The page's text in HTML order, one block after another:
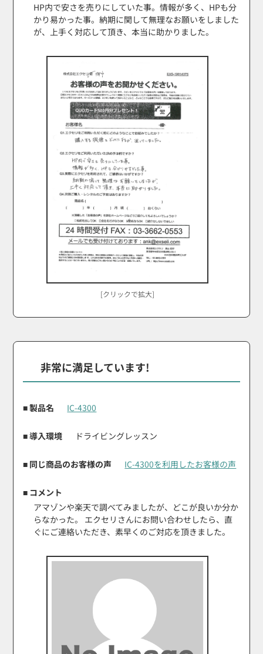
[クリックで拡大]
HP内で安さを売りにしていた事。情報が多く、HPも分
かり易かった事。納期に関して無理なお願いをしました
が、上手く対応して頂き、本当に助かりました。
非常に満足しています!
■ 製品名 IC-4300
■ 導入環境 ドライビングレッスン
■ 同じ商品のお客様の声 IC-4300を利用したお客様の声
■ コメント
アマゾンや楽天で調べてみましたが、どこが良いか分か
らなかった。 エクセリさんにお問い合わせしたら、直
ぐにご連絡いただき、素早くのご対応を頂きました。